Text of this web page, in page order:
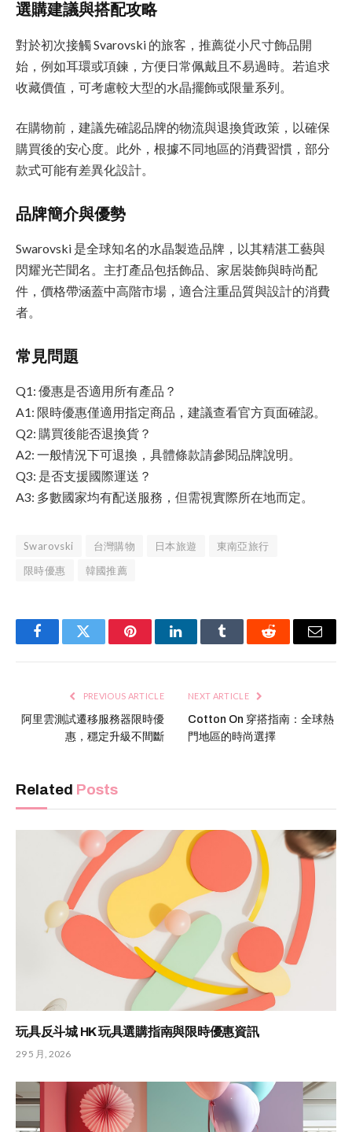
選購建議與搭配攻略
對於初次接觸 Svarovski 的旅客，推薦從小尺寸飾品開
始，例如耳環或項鍊，方便日常佩戴且不易過時。若追求
收藏價值，可考慮較大型的水晶擺飾或限量系列。
在購物前，建議先確認品牌的物流與退換貨政策，以確保
購買後的安心度。此外，根據不同地區的消費習慣，部分
款式可能有差異化設計。
品牌簡介與優勢
Swarovski 是全球知名的水晶製造品牌，以其精湛工藝與
閃耀光芒聞名。主打產品包括飾品、家居裝飾與時尚配
件，價格帶涵蓋中高階市場，適合注重品質與設計的消費
者。
常見問題
Q1: 優惠是否適用所有產品？
A1: 限時優惠僅適用指定商品，建議查看官方頁面確認。
Q2: 購買後能否退換貨？
A2: 一般情況下可退換，具體條款請參閱品牌說明。
Q3: 是否支援國際運送？
A3: 多數國家均有配送服務，但需視實際所在地而定。
Swarovski 台灣購物 日本旅遊
東南亞旅行
限時優惠
韓國推薦
FacebookTwitter PinterestLinkedInTumblr Reddit Email
PREVIOUS ARTICLE
阿里雲測試遷移服務器限時優
惠，穩定升級不間斷
NEXT ARTICLE
Cotton On 穿搭指南：全球熱
門地區的時尚選擇
Related Posts
玩具反斗城 HK 玩具選購指南與限時優惠資訊
29 5 月, 2026